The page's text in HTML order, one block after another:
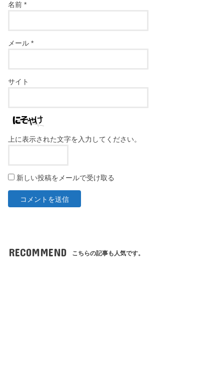
名前*
メール*
サイト
上に表示された文字を入力してください。
新しい投稿をメールで受け取る
RECOMMEND こちらの記事も人気です。